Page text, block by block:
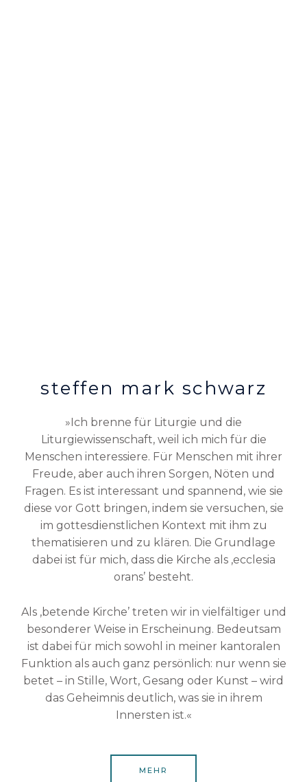
steffen mark schwarz
»Ich brenne für Liturgie und die
Liturgiewissenschaft, weil ich mich für die
Menschen interessiere. Für Menschen mit ihrer
Freude, aber auch ihren Sorgen, Nöten und
Fragen. Es ist interessant und spannend, wie sie
diese vor Gott bringen, indem sie versuchen, sie
im gottesdienstlichen Kontext mit ihm zu
thematisieren und zu klären. Die Grundlage
dabei ist für mich, dass die Kirche als ‚ecclesia
orans’ besteht.
Als ‚betende Kirche’ treten wir in vielfältiger und
besonderer Weise in Erscheinung. Bedeutsam
ist dabei für mich sowohl in meiner kantoralen
Funktion als auch ganz persönlich: nur wenn sie
betet – in Stille, Wort, Gesang oder Kunst – wird
das Geheimnis deutlich, was sie in ihrem
Innersten ist.«
MEHR